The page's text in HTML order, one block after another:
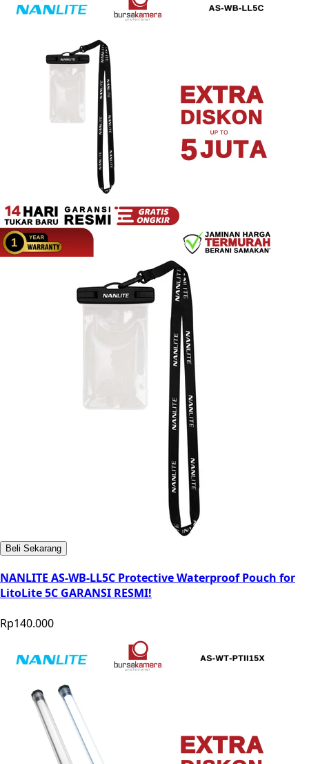
Beli Sekarang
NANLITE AS-WB-LL5C Protective Waterproof Pouch for
LitoLite 5C GARANSI RESMI!
Rp140.000